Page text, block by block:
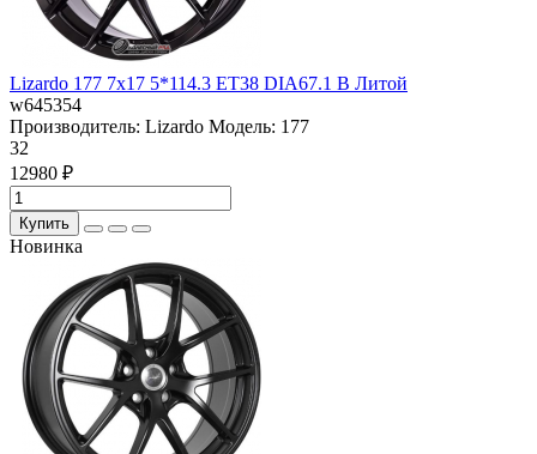
Lizardo 177 7x17 5*114.3 ET38 DIA67.1 B Литой
w645354
Производитель: Lizardo Модель: 177
32
12980 ₽
Купить
Новинка